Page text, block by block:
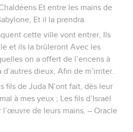
Et entre les mains de
Et il la prendra.
cette ville vont entrer, Ils
et ils la brûleront Avec les
on a offert de l’encens à
dieux, Afin de m’irriter.
fils de Juda N’ont fait, dès leur
à mes yeux ; Les fils d’Israël
l’œuvre de leurs mains, – Oracle